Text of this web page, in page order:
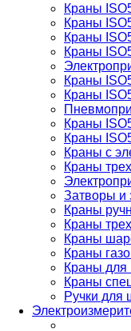
Краны
Краны
Краны
Краны
Краны
Краны
Краны
Краны
Краны с
Краны
Затворы и
Краны
Краны
Краны
Краны
Краны для
Краны
Ручки для